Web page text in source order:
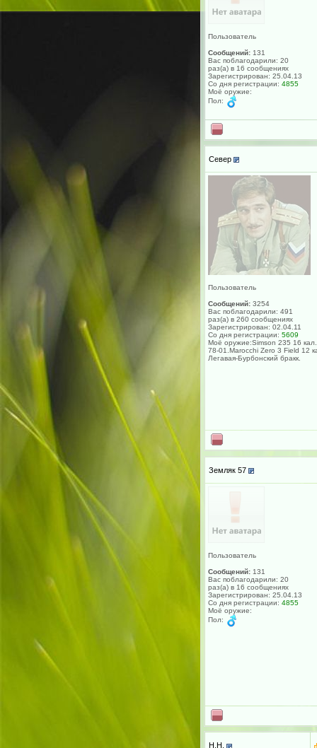
Пользователь
Сообщений: 131
Вас поблагодарили: 20
раз(а) в 16 сообщениях
Зарегистрирован: 25.04.13
Со дня регистрации: 4855
Моё оружие:
Пол:
Север
Пользователь
Сообщений: 3254
Вас поблагодарили: 491
раз(а) в 260 сообщениях
Зарегистрирован: 02.04.11
Со дня регистрации: 5609
Моё оружие:Simson 235 16
78-01.Marocchi Zero 3 Field 12
Легавая-Бурбонский бракк.
Земляк 57
Пользователь
Сообщений: 131
Вас поблагодарили: 20
раз(а) в 16 сообщениях
Зарегистрирован: 25.04.13
Со дня регистрации: 4855
Моё оружие:
Пол:
H.H.